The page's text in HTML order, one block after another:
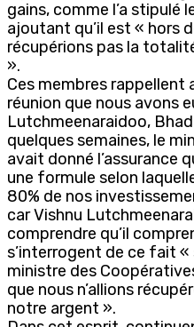
gains, comme l’a stipulé
ajoutant qu’il est « hors
récupérions pas la
».
Ces membres rappellent
réunion que nous avons
Lutchmeenaraidoo,
quelques semaines, le
avait donné l’assurance
une formule selon
80% de nos
car Vishnu
comprendre qu’il
s’interrogent de ce fait «
ministre des
que nous n’allions
notre argent ».